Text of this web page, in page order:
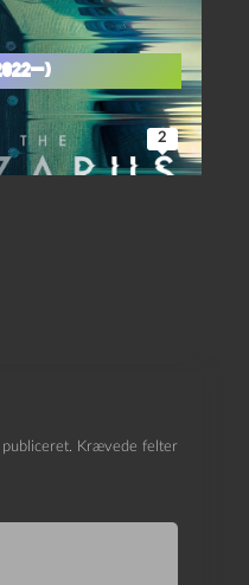
2
Krævede felter